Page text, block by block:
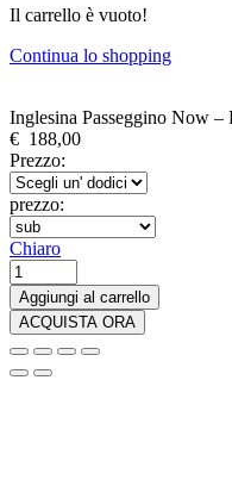
Il carrello è vuoto!
Continua lo shopping
Inglesina Passeggino Now –
€ 188,00
Prezzo:
prezzo:
Chiaro
Inglesina
Passeggino
Now
-
Passeggino
Leggero
Aggiungi al carrello
ACQUISTA ORA